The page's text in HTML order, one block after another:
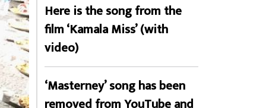
Here is the song from the
film ‘Kamala Miss’ (with
video)
‘Masterney’ song has been